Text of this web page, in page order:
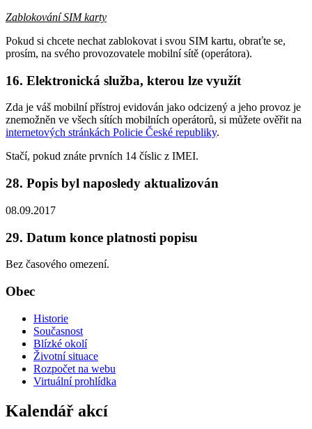
Zablokování SIM karty
Pokud si chcete nechat zablokovat i svou SIM kartu, obraťte se,
prosím, na svého provozovatele mobilní sítě (operátora).
16. Elektronická služba, kterou lze využít
Zda je váš mobilní přístroj evidován jako odcizený a jeho provoz je
znemožněn ve všech sítích mobilních operátorů, si můžete ověřit na
internetových stránkách Policie České republiky.
Stačí, pokud znáte prvních 14 číslic z IMEI.
28. Popis byl naposledy aktualizován
08.09.2017
29. Datum konce platnosti popisu
Bez časového omezení.
Obec
Historie
Současnost
Blízké okolí
Životní situace
Rozpočet na webu
Virtuální prohlídka
Kalendář akcí